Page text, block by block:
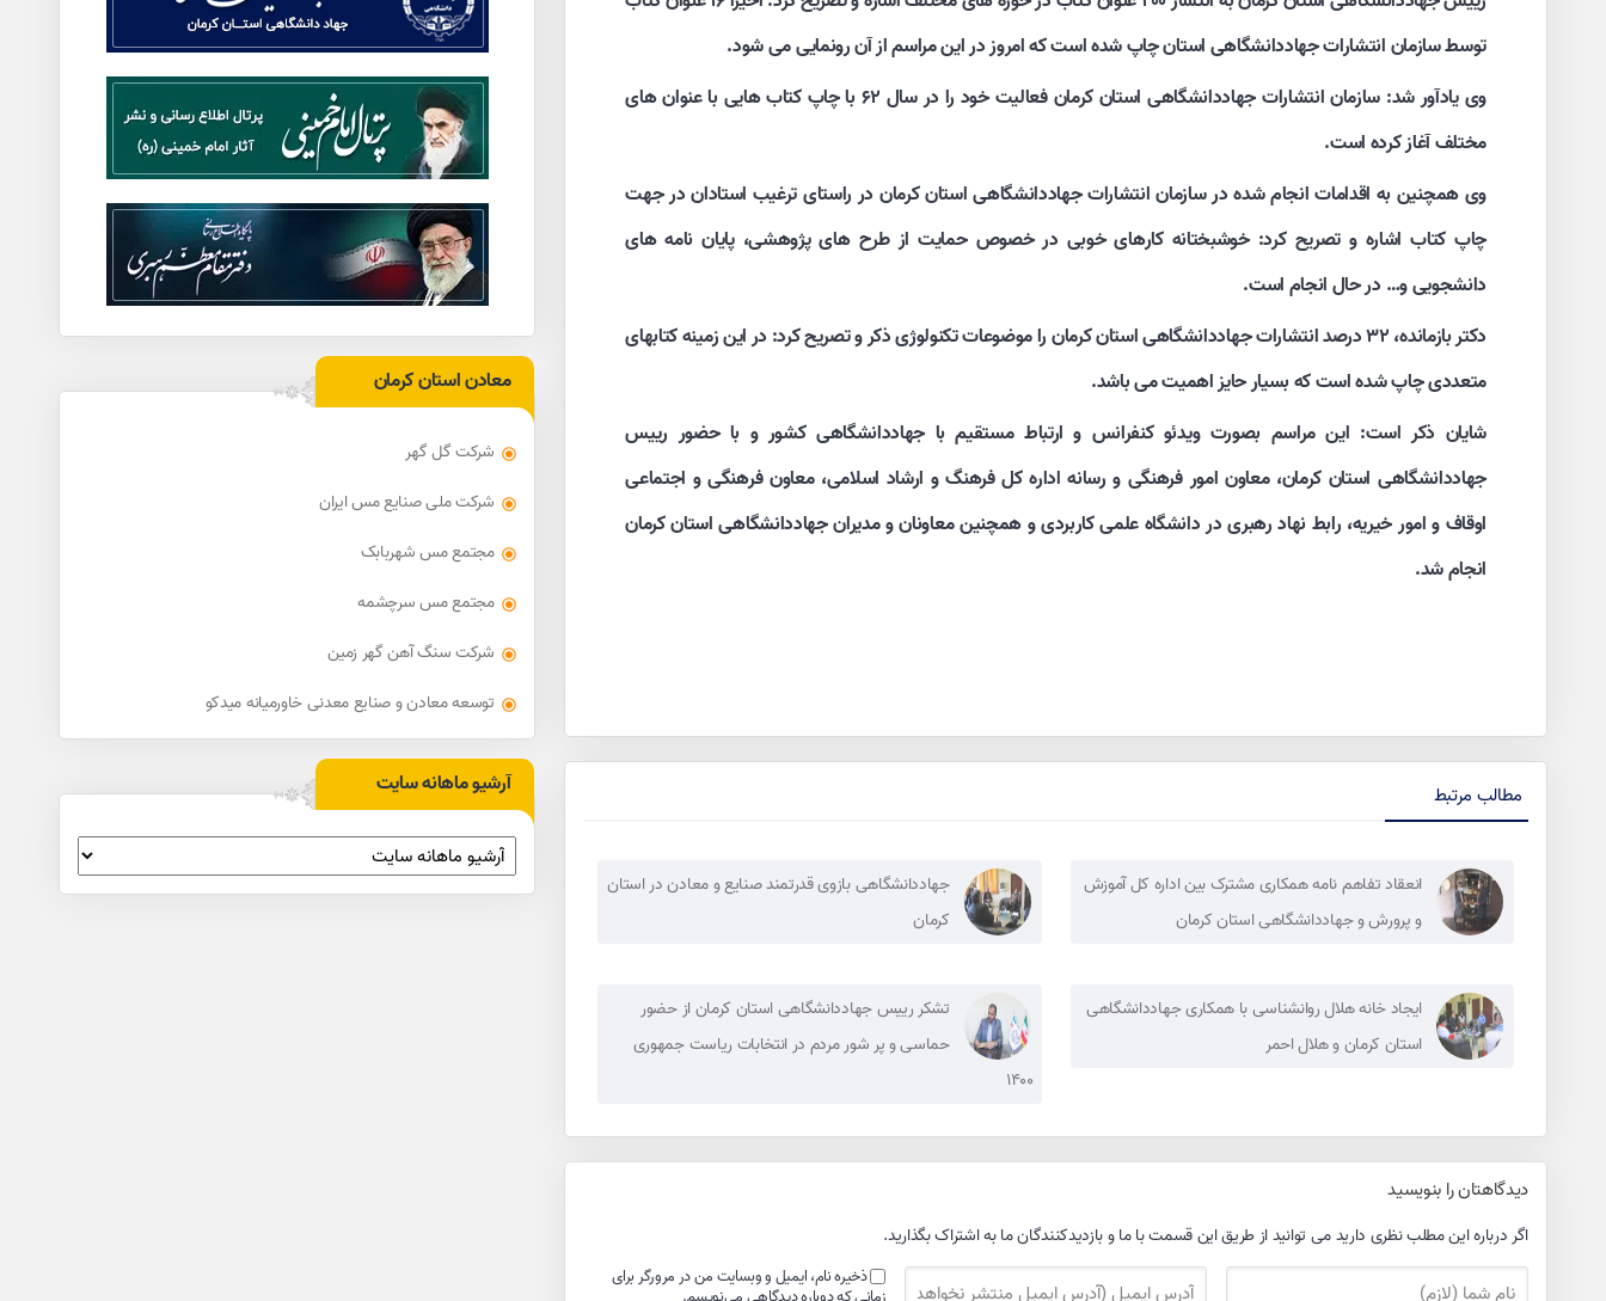
توسط سازمان انتشارات جهاددانشگاهی استان چاپ شده است که امروز در این مراسم از آن رونمایی می شود.
وی یادآور شد: سازمان انتشارات جهاددانشگاهی استان کرمان فعالیت خود را در سال ۶۲ با چاپ کتاب هایی با عنوان های
مختلف آغاز کرده است.
وی همچنین به اقدامات انجام شده در سازمان انتشارات جهاددانشگاهی استان کرمان در راستای ترغیب استادان در جهت
چاپ کتاب اشاره و تصریح کرد: خوشبختانه کارهای خوبی در خصوص حمایت از طرح های پژوهشی، پایان نامه های
دانشجویی و… در حال انجام است.
دکتر بازمانده، ۳۲ درصد انتشارات جهاددانشگاهی استان کرمان را موضوعات تکنولوژی ذکر و تصریح کرد: در این زمینه کتابهای
متعددی چاپ شده است که بسیار حایز اهمیت می باشد.
شایان ذکر است: این مراسم بصورت ویدئو کنفرانس و ارتباط مستقیم با جهاددانشگاهی کشور و با حضور رییس
جهاددانشگاهی استان کرمان، معاون امور فرهنگی و رسانه اداره کل فرهنگ و ارشاد اسلامی، معاون فرهنگی و اجتماعی
اوقاف و امور خیریه، رابط نهاد رهبری در دانشگاه علمی کاربردی و همچنین معاونان و مدیران جهاددانشگاهی استان کرمان
انجام شد.
مطالب مرتبط
انعقاد تفاهم نامه همکاری مشترک بین اداره کل آموزش
و پرورش و جهاددانشگاهی استان کرمان
جهاددانشگاهی بازوی قدرتمند صنایع و معادن در استان
کرمان
ایجاد خانه هلال روانشناسی با همکاری جهاددانشگاهی
استان کرمان و هلال احمر
تشکر رییس جهاددانشگاهی استان کرمان از حضور
حماسی و پر شور مردم در انتخابات ریاست جمهوری
۱۴۰۰
دیدگاهتان را بنویسید
اگر درباره این مطلب نظری دارید می توانید از طریق این قسمت با ما و بازدیدکنندگان ما به اشتراک بگذارید.
ذخیره نام، ایمیل و وبسایت من در مرورگر برای
زمانی که دوباره دیدگاهی می‌نویسم.
معادن استان کرمان
شرکت گل گهر
شرکت ملی صنایع مس ایران
مجتمع مس شهربابک
مجتمع مس سرچشمه
شرکت سنگ آهن گهر زمین
توسعه معادن و صنایع معدنی خاورمیانه میدکو
آرشیو ماهانه سایت